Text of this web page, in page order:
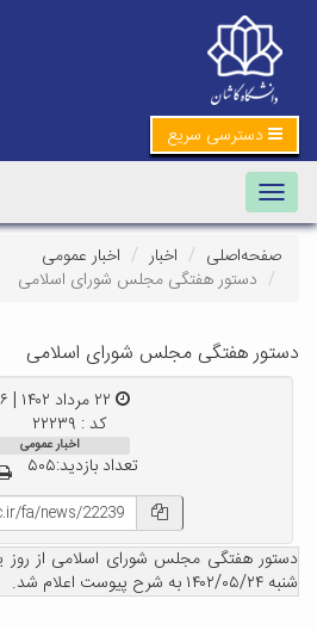
دسترسی سریع
Toggle navigation
صفحه‌اصلی اخبار
اخبار عمومی
دستور هفتگی مجلس شورای اسلامی
دستور هفتگی مجلس شورای اسلامی
کد : ۲۲۲۳۹
اخبار عمومی
تعداد بازدید:۵۰۵
شنبه ۱۴۰۲/۰۵/۲۴ به شرح پیوست اعلام شد.